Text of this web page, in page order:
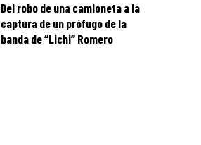
Del robo de una camioneta a la
captura de un prófugo de la
banda de “Lichi” Romero